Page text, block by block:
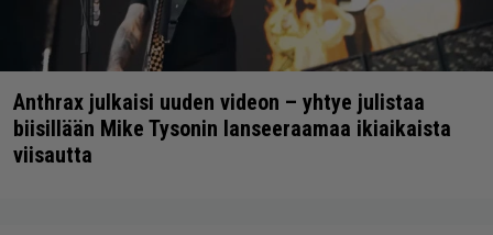
Anthrax julkaisi uuden videon – yhtye julistaa
biisillään Mike Tysonin lanseeraamaa ikiaikaista
viisautta